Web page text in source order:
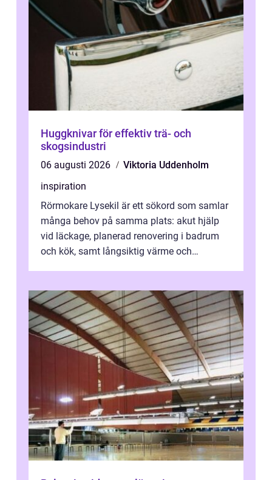
Huggknivar för effektiv trä- och
skogsindustri
06 augusti 2026
Viktoria Uddenholm
inspiration
Rörmokare Lysekil är ett sökord som samlar
många behov på samma plats: akut hjälp
vid läckage, planerad renovering i badrum
och kök, samt långsiktig värme och